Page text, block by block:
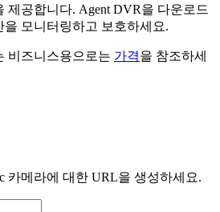
제공합니다. Agent DVR을 다운로드
모니터링하고 보호하세요.
비즈니스용으로는 가격을 참조하세
카메라에 대한 URL을 생성하세요.